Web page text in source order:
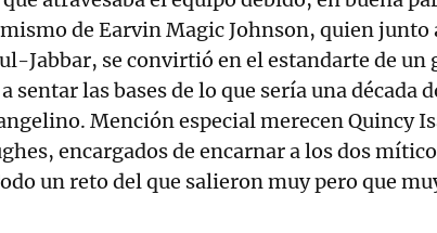
de Earvin Magic Johnson, quien junto
Jabbar, se convirtió en el estandarte de un
sentar las bases de lo que sería una década
Mención especial merecen Quincy
encargados de encarnar a los dos
un reto del que salieron muy pero que